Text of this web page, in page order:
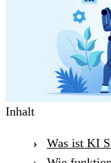
Inhalt
Was ist KI